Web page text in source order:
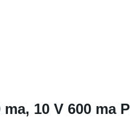
10 V 600 ma